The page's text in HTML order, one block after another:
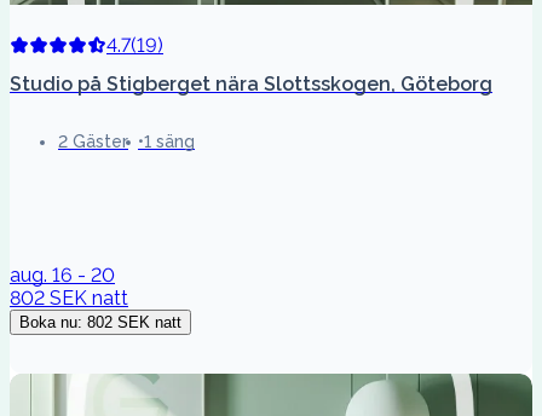
4.7(19)
Studio på Stigberget nära Slottsskogen, Göteborg
2 Gäster 1 säng
aug. 16 - 20
802 SEK natt
Boka nu: 802 SEK natt